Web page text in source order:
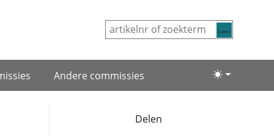
Lichte/
Andere commissies
Delen